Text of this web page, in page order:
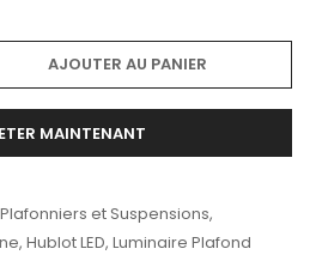
AJOUTER AU PANIER
MAINTENANT
Plafonniers et Suspensions,
, Hublot LED, Luminaire Plafond